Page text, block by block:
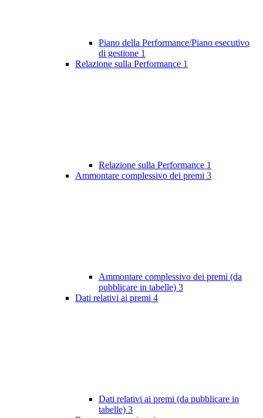
Piano della Performance/Piano esecutivo
di gestione 1
Relazione sulla Performance 1
Relazione sulla Performance 1
Ammontare complessivo dei premi 3
Ammontare complessivo dei premi (da
pubblicare in tabelle) 3
Dati relativi ai premi 4
Dati relativi ai premi (da pubblicare in
tabelle) 3